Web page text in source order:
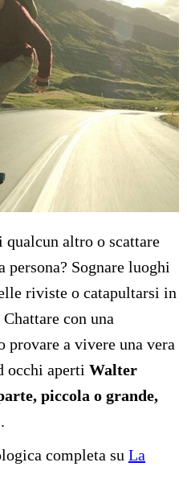
altro o scattare
Sognare luoghi
riviste o catapultarsi in
con una
provare a vivere una vera
occhi aperti Walter
piccola o grande,
completa su La